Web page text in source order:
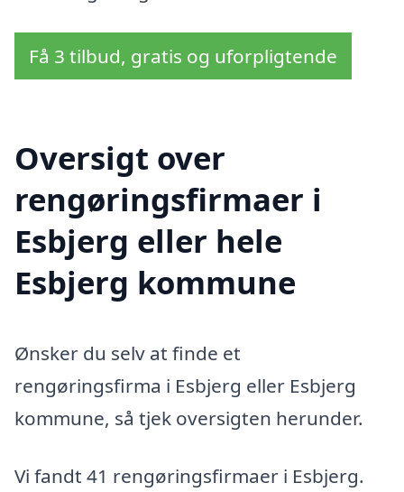
Få 3 tilbud, gratis og uforpligtende
Oversigt over
rengøringsfirmaer i
Esbjerg eller hele
Esbjerg kommune
Ønsker du selv at finde et
rengøringsfirma i Esbjerg eller Esbjerg
kommune, så tjek oversigten herunder.
Vi fandt 41 rengøringsfirmaer i Esbjerg.